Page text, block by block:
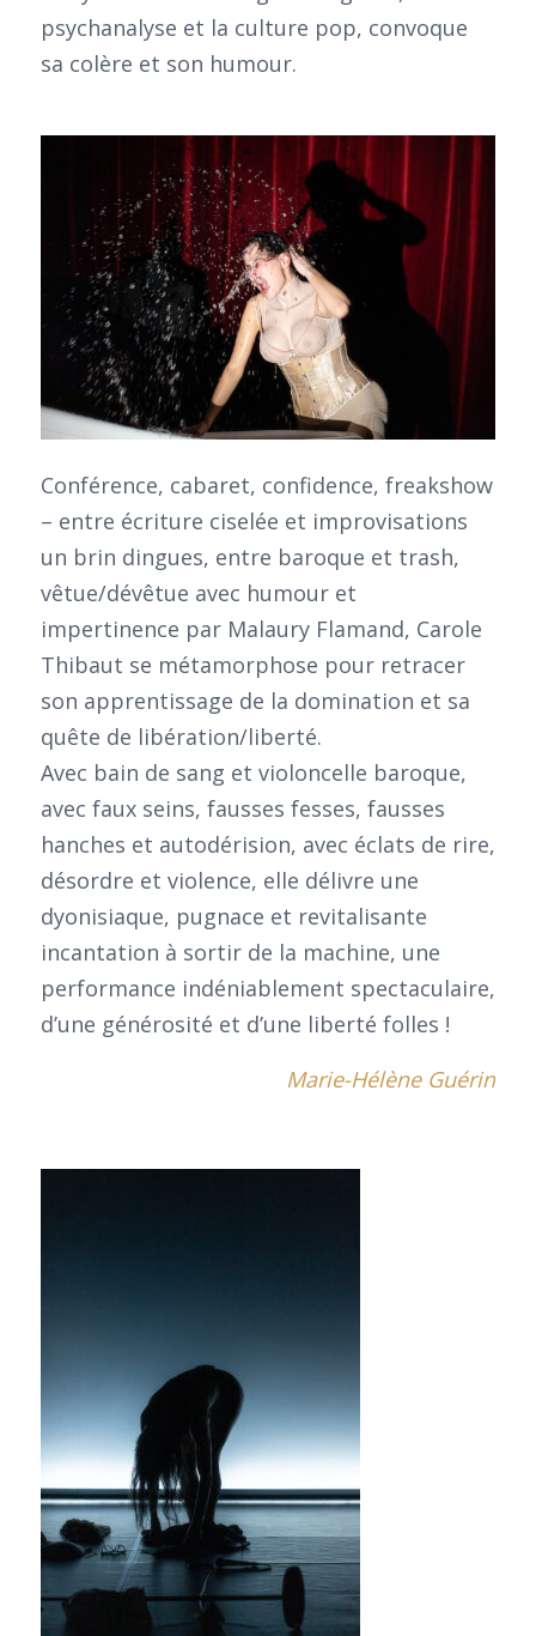
psychanalyse et la culture pop, convoque
sa colère et son humour.
Conférence, cabaret, confidence, freakshow
– entre écriture ciselée et improvisations
un brin dingues, entre baroque et trash,
vêtue/dévêtue avec humour et
impertinence par Malaury Flamand, Carole
Thibaut se métamorphose pour retracer
son apprentissage de la domination et sa
quête de libération/liberté.
Avec bain de sang et violoncelle baroque,
avec faux seins, fausses fesses, fausses
hanches et autodérision, avec éclats de rire,
désordre et violence, elle délivre une
dyonisiaque, pugnace et revitalisante
incantation à sortir de la machine, une
performance indéniablement spectaculaire,
d’une générosité et d’une liberté folles !
Marie-Hélène Guérin